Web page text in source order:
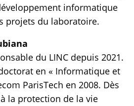
informatique
projets du laboratoire.
du LINC depuis 2021.
en « Informatique et
ParisTech en 2008. Dès
la protection de la vie